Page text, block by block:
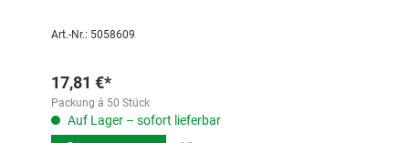
Art.-Nr.: 5058609
17,81 €*
Packung á 50 Stück
Auf Lager – sofort lieferbar